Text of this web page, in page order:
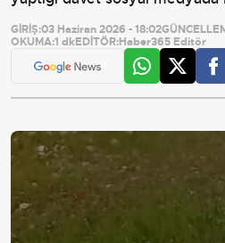
GİRİŞ:03 Haziran 2026 - 18:02
OKUMA:1 dkEDİTÖR:Haber365 Editör